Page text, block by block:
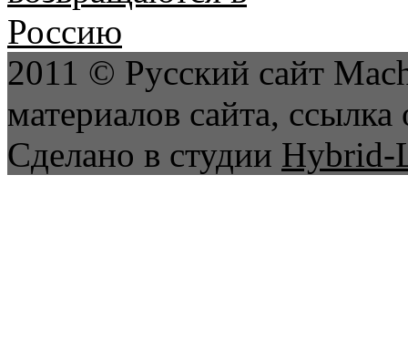
2011 © Русский сайт
материалов сайта, ссылка
Сделано в студии Hybrid-